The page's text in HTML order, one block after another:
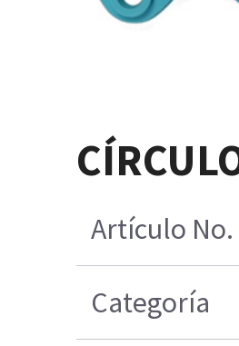
Artículo No.
Categoría